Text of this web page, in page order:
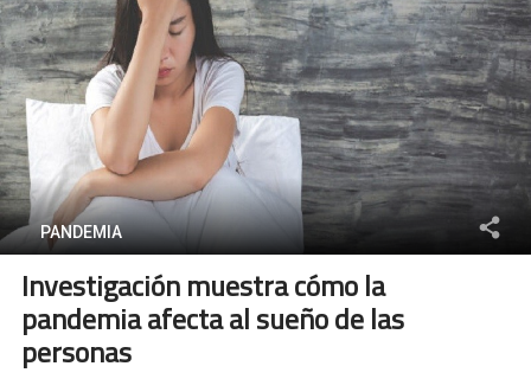
PANDEMIA
Investigación muestra cómo la
pandemia afecta al sueño de las
personas